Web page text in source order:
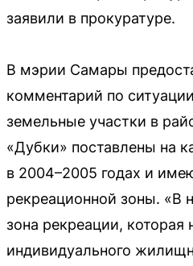
заявили в прокуратуре.
В мэрии Самары
комментарий по
земельные участки в
«Дубки» поставлены на
в 2004–2005 годах и
рекреационной зоны. «В
зона рекреации, которая
индивидуального